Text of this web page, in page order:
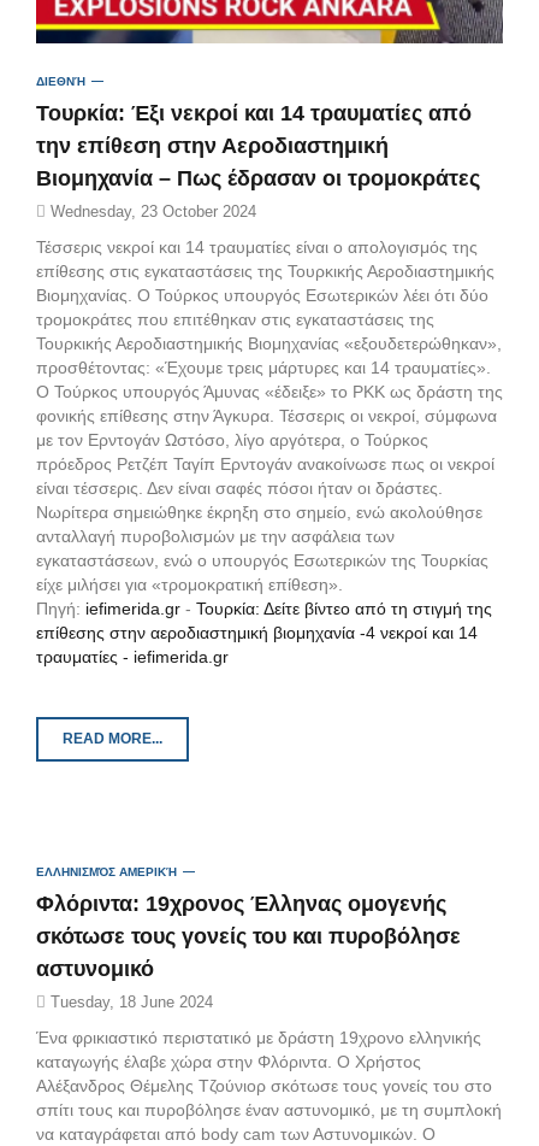
ΔΙΕΘΝΉ
Τουρκία: Έξι νεκροί και 14 τραυματίες από
την επίθεση στην Αεροδιαστημική
Βιομηχανία – Πως έδρασαν οι τρομοκράτες
Wednesday, 23 October 2024
Τέσσερις νεκροί και 14 τραυματίες είναι ο απολογισμός της
επίθεσης στις εγκαταστάσεις της Τουρκικής Αεροδιαστημικής
Βιομηχανίας . Ο Τούρκος υπουργός Εσωτερικών λέει ότι δύο
τρομοκράτες που επιτέθηκαν στις εγκαταστάσεις της
Τουρκικής Αεροδιαστημικής Βιομηχανίας «εξουδετερώθηκαν»,
προσθέτοντας: «Έχουμε τρεις μάρτυρες και 14 τραυματίες».
Ο Τούρκος υπουργός Άμυνας «έδειξε» το PKK ως δράστη της
φονικής επίθεσης στην Άγκυρα. Τέσσερις οι νεκροί, σύμφωνα
με τον Ερντογάν Ωστόσο, λίγο αργότερα, ο Τούρκος
πρόεδρος Ρετζέπ Ταγίπ Ερντογάν ανακοίνωσε πως οι νεκροί
είναι τέσσερις. Δεν είναι σαφές πόσοι ήταν οι δράστες.
Νωρίτερα σημειώθηκε έκρηξη στο σημείο, ενώ ακολούθησε
ανταλλαγή πυροβολισμών με την ασφάλεια των
εγκαταστάσεων, ενώ ο υπουργός Εσωτερικών της Τουρκίας
είχε μιλήσει για «τρομοκρατική επίθεση».
Πηγή: iefimerida.gr - Τουρκία: Δείτε βίντεο από τη στιγμή της
επίθεσης στην αεροδιαστημική βιομηχανία -4 νεκροί και 14
τραυματίες - iefimerida.gr
READ MORE...
ΕΛΛΗΝΙΣΜΌΣ ΑΜΕΡΙΚΉ
Φλόριντα: 19χρονος Έλληνας ομογενής
σκότωσε τους γονείς του και πυροβόλησε
αστυνομικό
Tuesday, 18 June 2024
Ένα φρικιαστικό περιστατικό με δράστη 19χρονο ελληνικής
καταγωγής έλαβε χώρα στην Φλόριντα. Ο Χρήστος
Αλέξανδρος Θέμελης Τζούνιορ σκότωσε τους γονείς του στο
σπίτι τους και πυροβόλησε έναν αστυνομικό, με τη συμπλοκή
να καταγράφεται από body cam των Αστυνομικών. Ο